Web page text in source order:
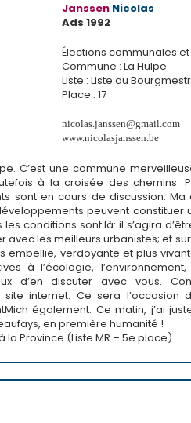
Janssen Nicolas
Ads 1992
Élections communales
Commune : La Hulpe
Liste : Liste du
Place : 17
nicolas.janssen@gmail.com
www.nicolasjanssen.be
C’est une commune
à la croisée des chemins.
sont en cours de discussion.
peuvent constituer
conditions sont là: il s’agira
les meilleurs urbanistes; et
embellie, verdoyante et plus
à l’écologie,
d’en discuter avec vous.
site internet. Ce sera l’occasion
également. Ce matin, j’ai
en première humanité !
Province (Liste MR – 5e place).